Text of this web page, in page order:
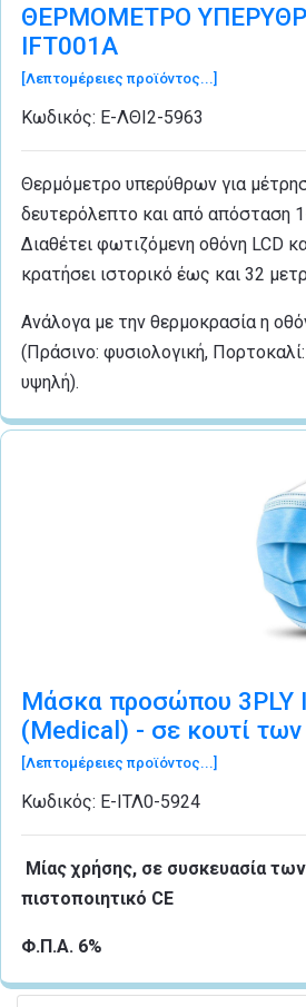
ΘΕΡΜΟΜΕΤΡΟ
IFT001A
[Λεπτομέρειες προϊόντος...]
Κωδικός: Ε-ΛΘI2-5963
Θερμόμετρο υπερύθρων για
δευτερόλεπτο και από απόσταση
Διαθέτει φωτιζόμενη οθόνη LCD
κρατήσει ιστορικό έως και 32
Ανάλογα με την θερμοκρασία η
(Πράσινο: φυσιολογική,
υψηλή).
Μάσκα προσώπου 3PLY
(Medical) - σε κουτί
[Λεπτομέρειες προϊόντος...]
Κωδικός: Ε-ΙΤΛ0-5924
Μίας χρήσης, σε συσκευασία
πιστοποιητικό CE
Φ.Π.Α. 6%